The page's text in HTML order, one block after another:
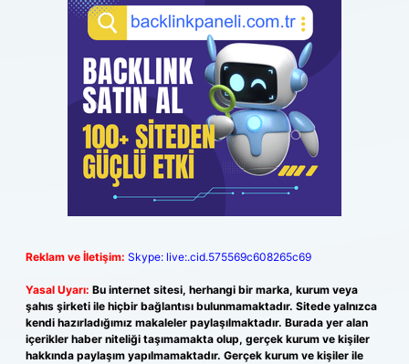
Reklam ve İletişim: Skype: live:.cid.575569c608265c69
Yasal Uyarı: Bu internet sitesi, herhangi bir marka, kurum veya
şahıs şirketi ile hiçbir bağlantısı bulunmamaktadır. Sitede yalnızca
kendi hazırladığımız makaleler paylaşılmaktadır. Burada yer alan
içerikler haber niteliği taşımamakta olup, gerçek kurum ve kişiler
hakkında paylaşım yapılmamaktadır. Gerçek kurum ve kişiler ile